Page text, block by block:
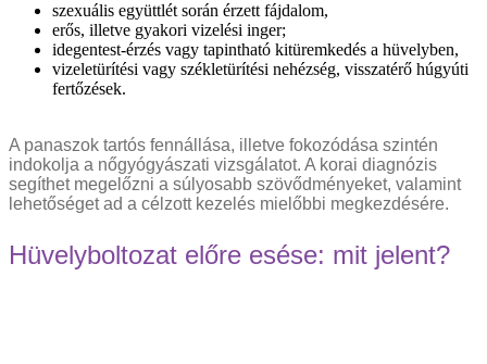
szexuális együttlét során érzett fájdalom,
erős, illetve gyakori vizelési inger;
idegentest-érzés vagy tapintható kitüremkedés a hüvelyben,
vizeletürítési vagy székletürítési nehézség, visszatérő húgyúti
fertőzések.
A panaszok tartós fennállása, illetve fokozódása szintén
indokolja a nőgyógyászati vizsgálatot. A korai diagnózis
segíthet megelőzni a súlyosabb szövődményeket, valamint
lehetőséget ad a célzott kezelés mielőbbi megkezdésére.
Hüvelyboltozat előre esése: mit jelent?